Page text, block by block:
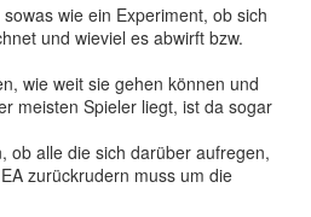
wie ein Experiment, ob sich
und wieviel es abwirft bzw.
wie weit sie gehen können und
meisten Spieler liegt, ist da sogar
ob alle die sich darüber aufregen,
zurückrudern muss um die